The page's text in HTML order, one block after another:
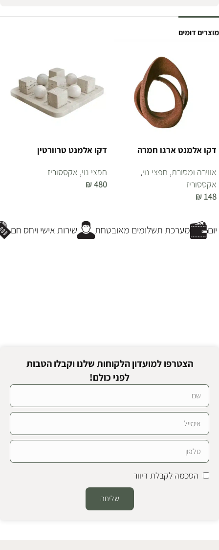
מוצרים דומים
דקו אלמנט ארגו חמרה
אווירה ומסורת, חפצי נוי,
אקססוריז
₪ 148
דקו אלמנט טרוורטין
חפצי נוי, אקססוריז
₪480
שירות אישי ויחס חם מערכת תשלומים מאובטחת
הצטרפו למועדון הלקוחות שלנו וקבלו הטבות
לפני כולם!
הסכמה לקבלת דיוור
שליחה